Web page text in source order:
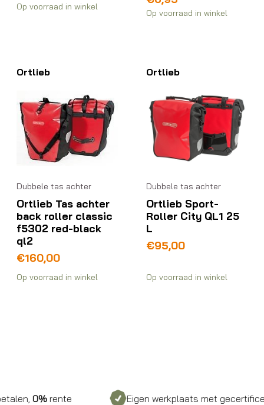
Op voorraad in winkel
Op voorraad in winkel
Ortlieb
Dubbele tas achter
Ortlieb Tas achter
back roller classic
f5302 red-black
ql2
€160,00
Op voorraad in winkel
Ortlieb
Dubbele tas achter
Ortlieb Sport-
Roller City QL1 25
L
€95,00
Op voorraad in winkel
rente Eigen werkplaats met gecertificeerd